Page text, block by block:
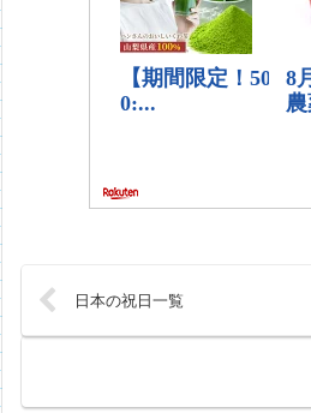
日本の祝日一覧